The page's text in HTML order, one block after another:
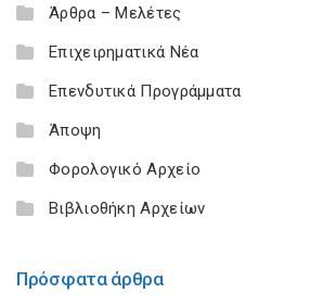
Άρθρα – Μελέτες
Επιχειρηματικά Νέα
Επενδυτικά Προγράμματα
Άποψη
Φορολογικό Αρχείο
Βιβλιοθήκη Αρχείων
Πρόσφατα άρθρα